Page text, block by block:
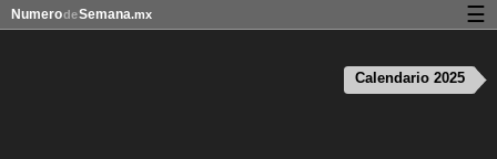
Calendario 2025
NumerodeSemana.mx ☰